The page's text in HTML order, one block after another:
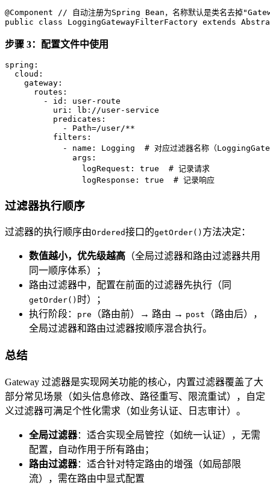
@Component
// 自动注册为Spring Bean，名称默认是类名去掉
public
class LoggingGatewayFilterFactory extends
步骤 3：配置文件中使用
spring:
cloud:
gateway:
routes:
-
id:
user-route
uri:
lb://user-service
predicates:
-
Path=/user/**
filters:
-
name: Logging
# 对应过滤器名称（
args:
logRequest:
true
# 记录请求
logResponse:
true # 记录响应
过滤器执行顺序
过滤器的执行顺序由Ordered接口的getOrder() 方法决定：
数值越小，优先级越高 （全局过滤器和路由过滤器共用
同一顺序体系）；
路由过滤器中，配置在前面的过滤器先执行（同
getOrder() 时）；
执行阶段：
pre （路由前）→ 路由 → post
（路由后），
全局过滤器和路由过滤器按顺序混合执行。
总结
Gateway 过滤器是实现网关功能的核心，内置过滤器覆盖了大
部分常见场景（如头信息修改、路径重写、限流重试），自定
义过滤器可满足个性化需求（如业务认证、日志审计）。
全局过滤器：适合实现全局管控（如统一认证），无需
配置，自动作用于所有路由；
路由过滤器：适合针对特定路由的增强（如局部限
流），需在路由中显式配置